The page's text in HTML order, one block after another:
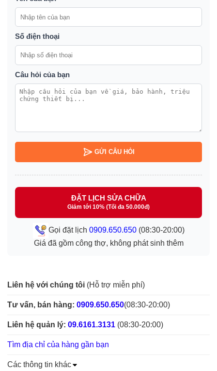
Số điện thoại
Câu hỏi của bạn
GỬI CÂU HỎI
ĐẶT LỊCH SỬA CHỮA
Giảm tới 10% (Tối đa 50.000đ)
Gọi đặt lịch 0909.650.650(08:30-20:00)
Giá đã gồm công thợ, không phát sinh thêm
Liên hệ với chúng tôi (Hỗ trợ miễn phí)
Tư vấn, bán hàng: 0909.650.650(08:30-20:00)
Liên hệ quản lý: 09.6161.3131 (08:30-20:00)
Tìm địa chỉ của hàng gần bạn
Các thông tin khác